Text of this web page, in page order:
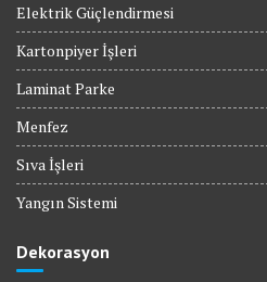
Elektrik Güçlendirmesi
Kartonpiyer İşleri
Laminat Parke
Menfez
Sıva İşleri
Yangın Sistemi
Dekorasyon